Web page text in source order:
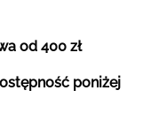
od 400 zł
poniżej